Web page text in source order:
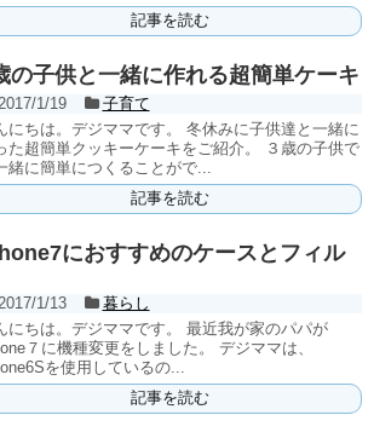
記事を読む
の子供と一緒に作れる超簡単ケーキ
2017/1/19
子育て
にちは。デジママです。 冬休みに子供達と一緒に
た超簡単クッキーケーキをご紹介。 ３歳の子供で
緒に簡単につくることがで...
記事を読む
におすすめのケースとフィル
2017/1/13
暮らし
にちは。デジママです。 最近我が家のパパが
７に機種変更をしました。 デジママは、
を使用しているの...
記事を読む